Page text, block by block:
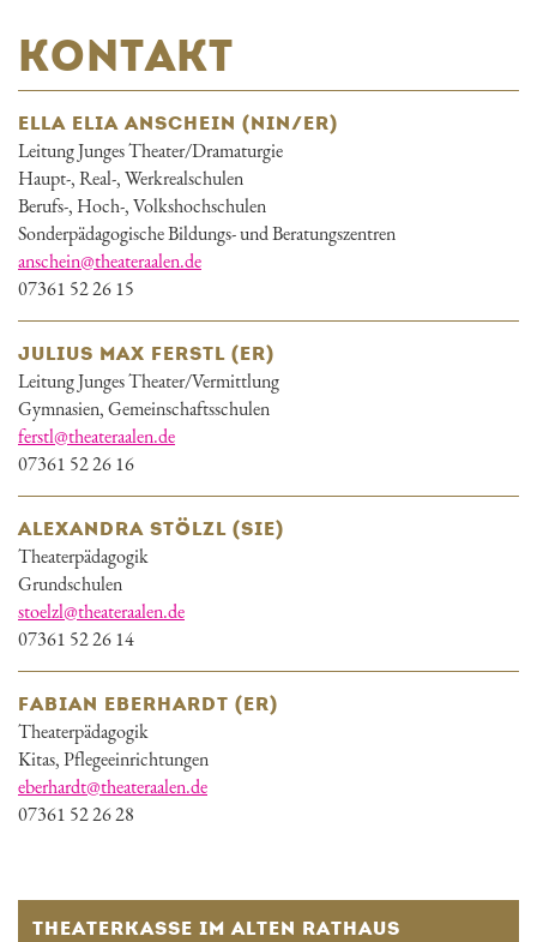
KONTAKT
ELLA ELIA ANSCHEIN (NIN/ER)
Leitung Junges Theater/Dramaturgie
Haupt-, Real-, Werkrealschulen
Berufs-, Hoch-, Volkshochschulen
Sonderpädagogische Bildungs- und Beratungszentren
anschein@theateraalen.de
07361 52 26 15
JULIUS MAX FERSTL (ER)
Leitung Junges Theater/Vermittlung
Gymnasien, Gemeinschaftsschulen
ferstl@theateraalen.de
07361 52 26 16
ALEXANDRA STÖLZL (SIE)
Theaterpädagogik
Grundschulen
stoelzl@theateraalen.de
07361 52 26 14
FABIAN EBERHARDT (ER)
Theaterpädagogik
Kitas, Pflegeeinrichtungen
eberhardt@theateraalen.de
07361 52 26 28
THEATERKASSE IM ALTEN RATHAUS